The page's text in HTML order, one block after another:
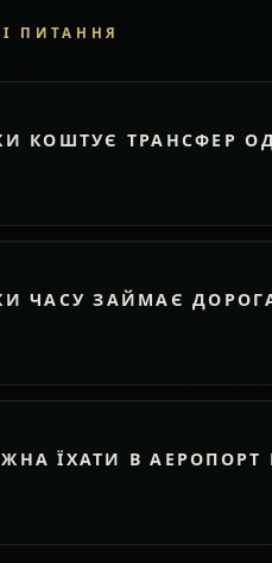
ПИТАННЯ
КОШТУЄ ТРАНСФЕР
ЧАСУ ЗАЙМАЄ
ЇХАТИ В АЕРОПОРТ